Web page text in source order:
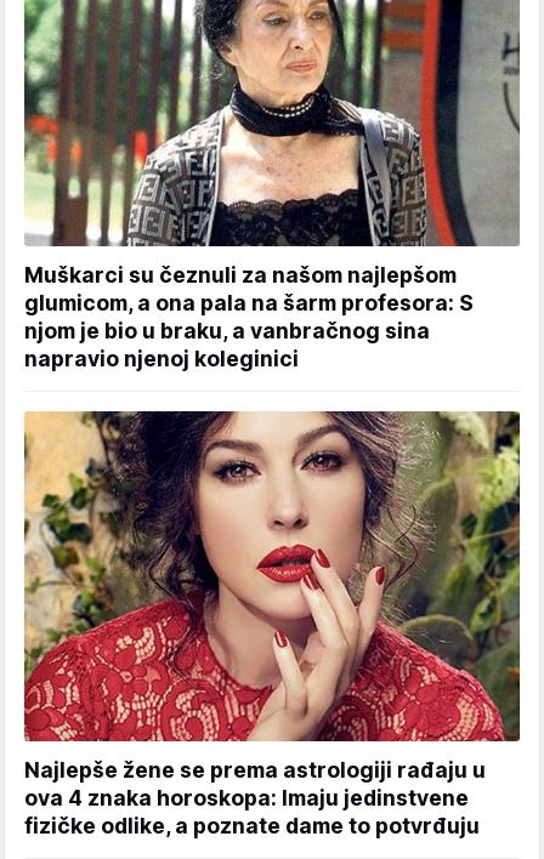
Muškarci su čeznuli za našom najlepšom
glumicom, a ona pala na šarm profesora: S
njom je bio u braku, a vanbračnog sina
napravio njenoj koleginici
Najlepše žene se prema astrologiji rađaju u
ova 4 znaka horoskopa: Imaju jedinstvene
fizičke odlike, a poznate dame to potvrđuju